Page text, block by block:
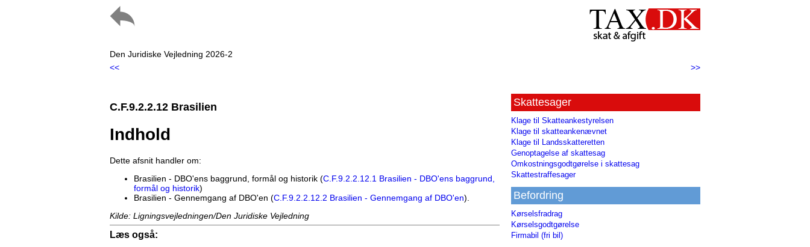
Den Juridiske Vejledning 2026-2
<<
>>
C.F.9.2.2.12 Brasilien
Indhold
Dette afsnit handler om:
Brasilien - DBO'ens baggrund, formål og historik (C.F.9.2.2.12.1 Brasilien - DBO'ens baggrund,
formål og historik)
Brasilien - Gennemgang af DBO'en (C.F.9.2.2.12.2 Brasilien - Gennemgang af DBO'en).
Kilde: Ligningsvejledningen/Den Juridiske Vejledning
Læs også:
Skattesager
Klage til Skatteankestyrelsen
Klage til skatteankenævnet
Klage til Landsskatteretten
Genoptagelse af skattesag
Omkostningsgodtgørelse i skattesag
Skattestraffesager
Befordring
Kørselsfradrag
Kørselsgodtgørelse
Firmabil (fri bil)